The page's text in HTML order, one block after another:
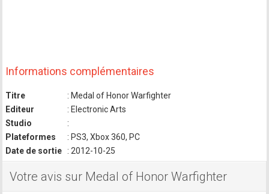
Informations complémentaires
Titre
: Medal of Honor Warfighter
Editeur
: Electronic Arts
Studio
:
Plateformes
: PS3, Xbox 360, PC
Date de sortie
: 2012-10-25
Votre avis sur Medal of Honor Warfighter